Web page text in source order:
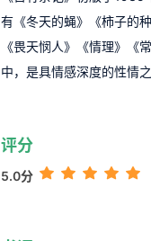
有《冬天的蝇》《柿子的
《畏天悯人》《情理》《
中，是具情感深度的性情之
评分
5.0分